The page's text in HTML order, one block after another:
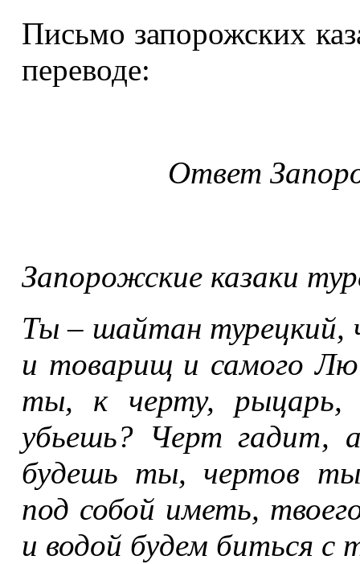
Письмо запорожских
переводе:
Ответ
Запорожские казаки
Ты – шайтан турецкий,
и товарищ и самого
ты, к черту, рыцарь,
убьешь? Черт гадит,
будешь ты, чертов ты
под собой иметь,
и водой будем биться